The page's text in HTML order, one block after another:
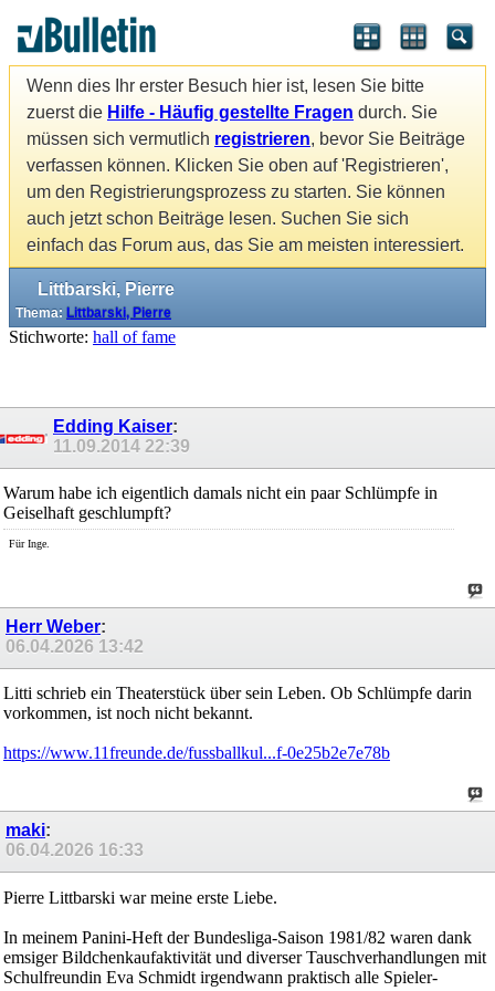
Wenn dies Ihr erster Besuch hier ist, lesen Sie bitte
zuerst die Hilfe - Häufig gestellte Fragen durch. Sie
müssen sich vermutlich registrieren, bevor Sie Beiträge
verfassen können. Klicken Sie oben auf 'Registrieren',
um den Registrierungsprozess zu starten. Sie können
auch jetzt schon Beiträge lesen. Suchen Sie sich
einfach das Forum aus, das Sie am meisten interessiert.
Littbarski, Pierre
Thema: Littbarski, Pierre
Stichworte: hall of fame
Edding Kaiser:
11.09.2014 22:39
Warum habe ich eigentlich damals nicht ein paar Schlümpfe in
Geiselhaft geschlumpft?
Für Inge.
Herr Weber:
06.04.2026 13:42
Litti schrieb ein Theaterstück über sein Leben. Ob Schlümpfe darin
vorkommen, ist noch nicht bekannt.
https://www.11freunde.de/fussballkul...f-0e25b2e7e78b
maki:
06.04.2026 16:33
Pierre Littbarski war meine erste Liebe.
In meinem Panini-Heft der Bundesliga-Saison 1981/82 waren dank
emsiger Bildchenkaufaktivität und diverser Tauschverhandlungen mit
Schulfreundin Eva Schmidt irgendwann praktisch alle Spieler-